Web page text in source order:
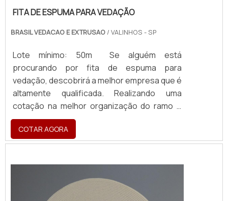
FITA DE ESPUMA PARA VEDAÇÃO
BRASIL VEDACAO E EXTRUSAO / VALINHOS - SP
Lote mínimo: 50m Se alguém está
procurando por fita de espuma para
vedação, descobrirá a melhor empresa que é
altamente qualificada. Realizando uma
cotação na melhor organização do ramo e
descobrindo a maior referência de qualidade
da área de atuação. MAIS SOBRE FITA DE
ESPUMA PARA VEDAÇÃO Quem precisa de
site da Brasil Vedação. É possível encontrar
borrachas fa...
COTAR AGORA